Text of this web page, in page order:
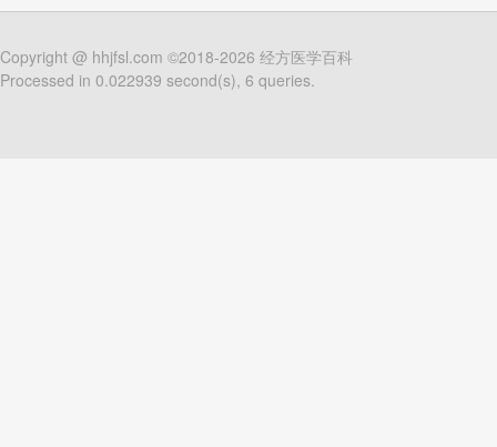
Copyright @ hhjfsl.com ©2018-2026 经方医学百科
Processed in 0.022939 second(s), 6 queries.